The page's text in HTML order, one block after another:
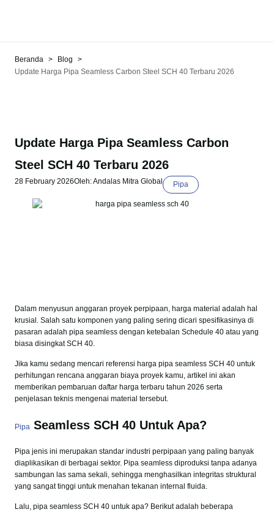
Beranda > Blog
>
Update Harga Pipa Seamless Carbon Steel SCH 40 Terbaru 2026
Update Harga Pipa Seamless Carbon
Steel SCH 40 Terbaru 2026
28 February 2026Oleh: Andalas Mitra Global Pipa
Dalam menyusun anggaran proyek perpipaan, harga material adalah hal
krusial. Salah satu komponen yang paling sering dicari spesifikasinya di
pasaran adalah pipa seamless dengan ketebalan Schedule 40 atau yang
biasa disingkat SCH 40.
Jika kamu sedang mencari referensi harga pipa seamless SCH 40 untuk
perhitungan rencana anggaran biaya proyek kamu, artikel ini akan
memberikan pembaruan daftar harga terbaru tahun 2026 serta
penjelasan teknis mengenai material tersebut.
Pipa Seamless SCH 40 Untuk Apa?
Pipa jenis ini merupakan standar industri perpipaan yang paling banyak
diaplikasikan di berbagai sektor. Pipa seamless diproduksi tanpa adanya
sambungan las sama sekali, sehingga menghasilkan integritas struktural
yang sangat tinggi untuk menahan tekanan internal fluida.
Lalu, pipa seamless SCH 40 untuk apa? Berikut adalah beberapa